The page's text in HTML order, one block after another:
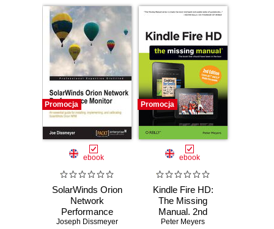
Promocja
ebook
SolarWinds Orion
Network
Performance
Monitor. An
Joseph Dissmeyer
Promocja
ebook
Kindle Fire HD:
The Missing
Manual. 2nd
Edition
Peter Meyers